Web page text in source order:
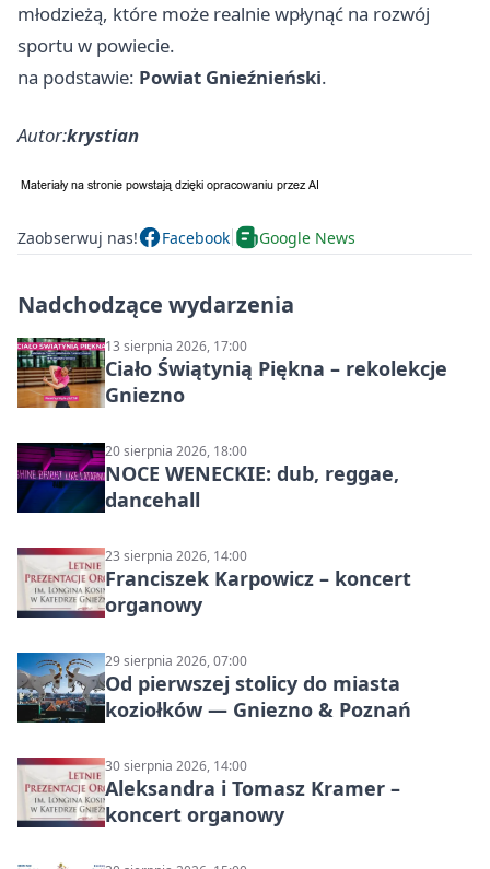
młodzieżą, które może realnie wpłynąć na rozwój
sportu w powiecie.
na podstawie: Powiat Gnieźnieński.
Autor:krystian
Zaobserwuj nas! Facebook Google News
Nadchodzące wydarzenia
13 sierpnia 2026, 17:00
Ciało Świątynią Piękna – rekolekcje
Gniezno
20 sierpnia 2026, 18:00
NOCE WENECKIE: dub, reggae,
dancehall
23 sierpnia 2026, 14:00
Franciszek Karpowicz – koncert
organowy
29 sierpnia 2026, 07:00
Od pierwszej stolicy do miasta
koziołków — Gniezno & Poznań
30 sierpnia 2026, 14:00
Aleksandra i Tomasz Kramer –
koncert organowy